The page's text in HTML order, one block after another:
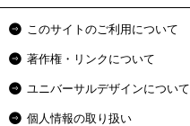
このサイトのご利用について
著作権・リンクについて
ユニバーサルデザインについて
個人情報の取り扱い